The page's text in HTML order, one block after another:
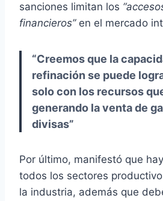
sanciones limitan los
financieros”en el mercado
“Creemos que la
refinación se puede
solo con los recursos
generando la venta de
divisas”
Por último, manifestó que
todos los sectores
la industria, además que